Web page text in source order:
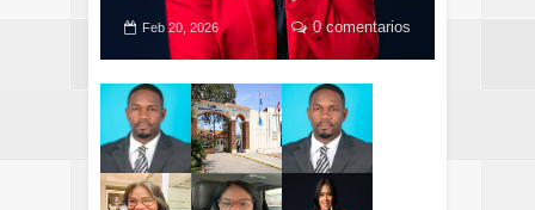
Feb 20, 2026 0 comentarios